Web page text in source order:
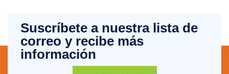
Suscríbete a nuestra lista de
correo y recibe más
información